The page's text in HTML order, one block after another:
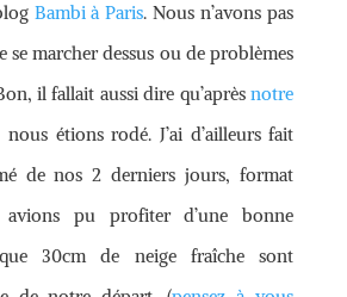
Bambi à Paris. Nous n’avons pas
se marcher dessus ou de problèmes
il fallait aussi dire qu’aprèsnotre
nous étions rodé. J’ai d’ailleurs fait
de nos 2 derniers jours, format
pu profiter d’une bonne
30cm de neige fraîche sont